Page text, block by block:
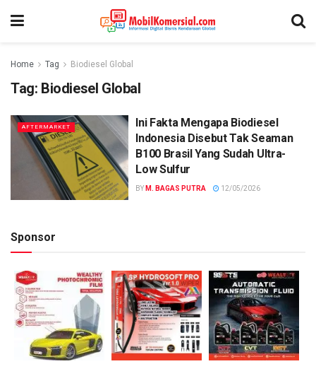
Home Tag Biodiesel Global
Tag: Biodiesel Global
AFTERMARKET
Ini Fakta Mengapa Biodiesel
Indonesia Disebut Tak Seaman
B100 Brasil Yang Sudah Ultra-
Low Sulfur
BY M. BAGAS PUTRA 12/05/2026
Sponsor